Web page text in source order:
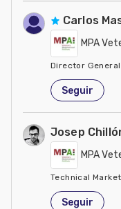
Carlos
MPA
Director General
España
Seguir
Josep
MPA
Technical
España
Seguir